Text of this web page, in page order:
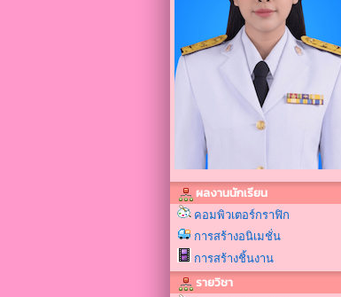
ผลงานนักเรียน
คอมพิวเตอร์กราฟิก
การสร้างอนิเมชั่น
การสร้างชิ้นงาน
รายวิชา